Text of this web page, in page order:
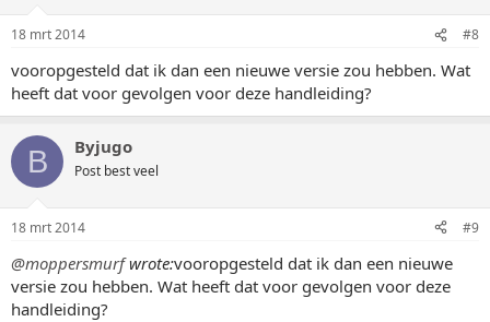
18 mrt 2014 #8
vooropgesteld dat ik dan een nieuwe versie zou hebben. Wat
heeft dat voor gevolgen voor deze handleiding?
B Byjugo
Post best veel
18 mrt 2014 #9
@moppersmurfwrote:vooropgesteld dat ik dan een nieuwe
versie zou hebben. Wat heeft dat voor gevolgen voor deze
handleiding?